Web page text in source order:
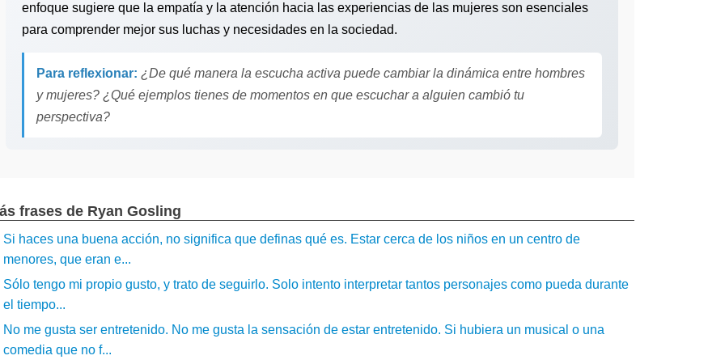
enfoque sugiere que la empatía y la atención hacia las experiencias de las mujeres son esenciales
para comprender mejor sus luchas y necesidades en la sociedad.
Para reflexionar: ¿De qué manera la escucha activa puede cambiar la dinámica entre hombres
y mujeres? ¿Qué ejemplos tienes de momentos en que escuchar a alguien cambió tu
perspectiva?
frases de Ryan Gosling
Si haces una buena acción, no significa que definas qué es. Estar cerca de los niños en un centro de
menores, que eran e...
Sólo tengo mi propio gusto, y trato de seguirlo. Solo intento interpretar tantos personajes como pueda durante
el tiempo...
No me gusta ser entretenido. No me gusta la sensación de estar entretenido. Si hubiera un musical o una
comedia que no f...